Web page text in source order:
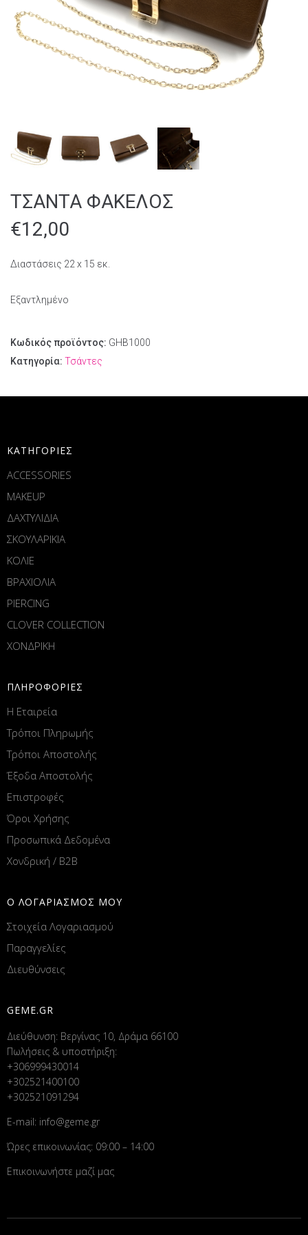
ΤΣΑΝΤΑ ΦΑΚΕΛΟΣ
€12,00
Διαστάσεις 22 x 15 εκ.
Εξαντλημένο
Κωδικός προϊόντος: GΗΒ1000
Κατηγορία: Τσάντες
ΚΑΤΗΓΟΡΙΕΣ
ACCESSORIES
MAKEUP
ΔΑΧΤΥΛΙΔΙΑ
ΣΚΟΥΛΑΡΙΚΙΑ
ΚΟΛΙΕ
ΒΡΑΧΙΟΛΙΑ
PIERCING
CLOVER COLLECTION
ΧΟΝΔΡΙΚΗ
ΠΛΗΡΟΦΟΡΙΕΣ
Η Εταιρεία
Τρόποι Πληρωμής
Τρόποι Αποστολής
Έξοδα Αποστολής
Επιστροφές
Όροι Χρήσης
Προσωπικά Δεδομένα
Χονδρική / B2B
Ο ΛΟΓΑΡΙΑΣΜΟΣ ΜΟΥ
Στοιχεία Λογαριασμού
Παραγγελίες
Διευθύνσεις
GEME.GR
Διεύθυνση: Βεργίνας 10, Δράμα 66100
Πωλήσεις & υποστήριξη:
+306999430014
+302521400100
+302521091294
E-mail: info@geme.gr
Ώρες επικοινωνίας: 09:00 – 14:00
Επικοινωνήστε μαζί μας